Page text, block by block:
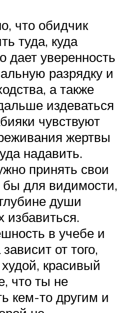
что обидчик
туда, куда
дает уверенность
разрядку и
а также
издеваться
чувствуют
жертвы
надавить.
принять свои
бы для видимости,
души
избавиться.
в учебе и
от того,
красивый
что ты не
кем-то другим и